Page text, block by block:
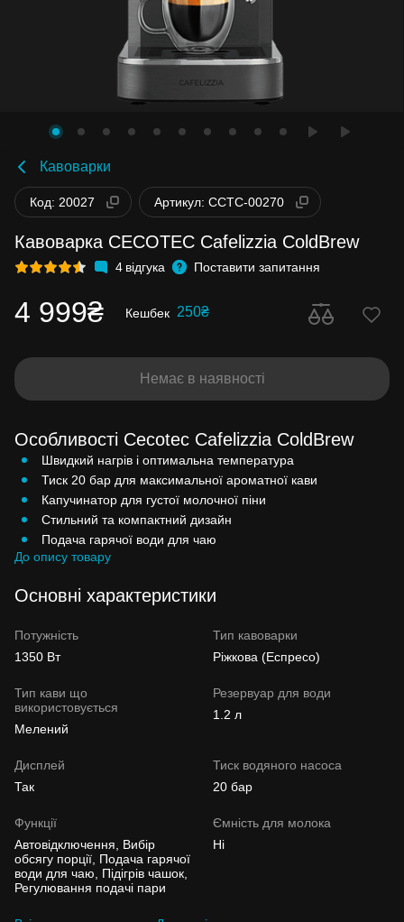
Кавоварки
Код: 20027 Артикул: CCTC-00270
Кавоварка CECOTEC Cafelizzia ColdBrew
4 відгука Поставити запитання
4 999₴ Кешбек 250₴
Немає в наявності
Особливості Cecotec Cafelizzia ColdBrew
Швидкий нагрів і оптимальна температура
Тиск 20 бар для максимальної ароматної кави
Капучинатор для густої молочної піни
Стильний та компактний дизайн
Подача гарячої води для чаю
До опису товару
Основні характеристики
Потужність
1350 Вт
Тип кавоварки
Ріжкова (Еспресо)
Тип кави що
використовується
Мелений
Резервуар для води
1.2 л
Дисплей
Так
Тиск водяного насоса
20 бар
Функції
Автовідключення, Вибір
обсягу порції, Подача гарячої
води для чаю, Підігрів чашок,
Регулювання подачі пари
Ємність для молока
Ні